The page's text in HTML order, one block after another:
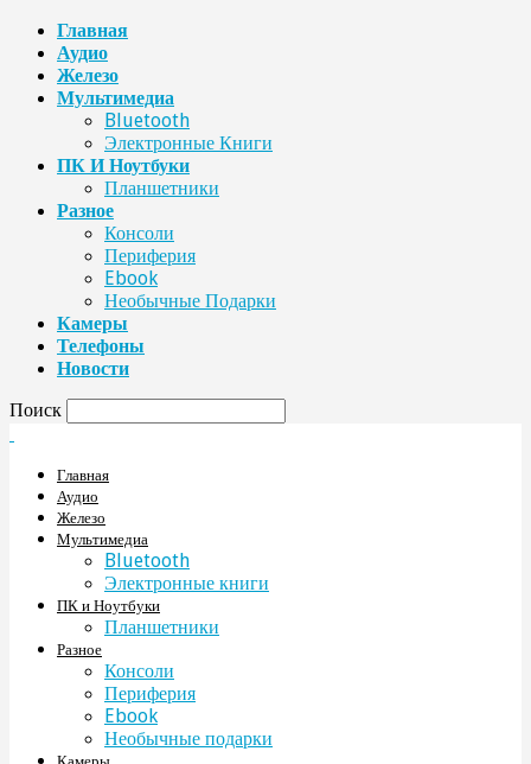
Главная
Аудио
Железо
Мультимедиа
Bluetooth
Электронные Книги
ПК И Ноутбуки
Планшетники
Разное
Консоли
Периферия
Ebook
Необычные Подарки
Камеры
Телефоны
Новости
Поиск
Главная
Аудио
Железо
Мультимедиа
Bluetooth
Электронные книги
ПК и Ноутбуки
Планшетники
Разное
Консоли
Периферия
Ebook
Необычные подарки